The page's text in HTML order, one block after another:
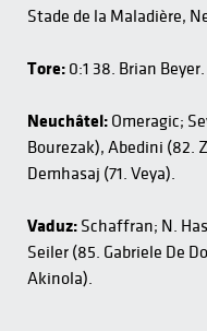
Stade de la Maladière,
Tore: 0:1 38. Brian
Neuchâtel: Omeragic;
Bourezak), Abedini (82.
Demhasaj (71. Veya).
Vaduz: Schaffran; N.
Seiler (85. Gabriele De
Akinola).